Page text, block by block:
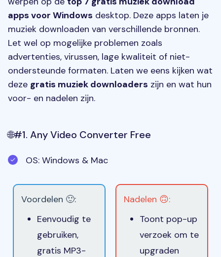
apps voor Windows desktop. Deze apps laten je
muziek downloaden van verschillende bronnen.
Let wel op mogelijke problemen zoals
advertenties, virussen, lage kwaliteit of niet-
ondersteunde formaten. Laten we eens kijken wat
deze gratis muziek downloaders zijn en wat hun
voor- en nadelen zijn.
🌐#1. Any Video Converter Free
OS: Windows & Mac
Voordelen 🙂:
Eenvoudig te
gebruiken,
gratis MP3-
Nadelen 🙃:
Toont pop-up
verzoek om te
upgraden